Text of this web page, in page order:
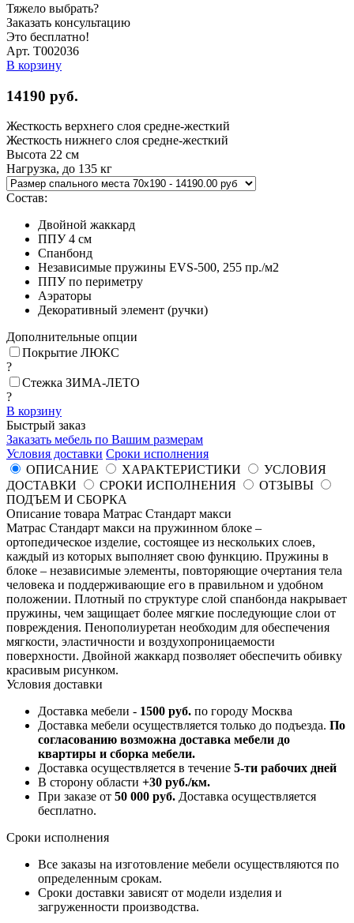
Тяжело выбрать?
Заказать консультацию
Это бесплатно!
Арт. Т002036
В корзину
14190 руб.
Жесткость верхнего слоя средне-жесткий
Жесткость нижнего слоя средне-жесткий
Высота 22 см
Нагрузка, до 135 кг
Состав:
Двойной жаккард
ППУ 4 см
Спанбонд
Независимые пружины EVS-500, 255 пр./м2
ППУ по периметру
Аэраторы
Декоративный элемент (ручки)
Дополнительные опции
Покрытие ЛЮКС
?
Стежка ЗИМА-ЛЕТО
?
В корзину
Быстрый заказ
Заказать мебель по Вашим размерам
Условия доставки Сроки исполнения
ОПИСАНИЕ
ХАРАКТЕРИСТИКИ
УСЛОВИЯ
ДОСТАВКИ
СРОКИ ИСПОЛНЕНИЯ
ОТЗЫВЫ
ПОДЪЕМ И СБОРКА
Описание товара Матрас Стандарт макси
Матрас Стандарт макси на пружинном блоке –
ортопедическое изделие, состоящее из нескольких слоев,
каждый из которых выполняет свою функцию. Пружины в
блоке – независимые элементы, повторяющие очертания тела
человека и поддерживающие его в правильном и удобном
положении. Плотный по структуре слой спанбонда накрывает
пружины, чем защищает более мягкие последующие слои от
повреждения. Пенополиуретан необходим для обеспечения
мягкости, эластичности и воздухопроницаемости
поверхности. Двойной жаккард позволяет обеспечить обивку
красивым рисунком.
Условия доставки
Доставка мебели - 1500 руб. по городу Москва
Доставка мебели осуществляется только до подъезда. По
согласованию возможна доставка мебели до
квартиры и сборка мебели.
Доставка осуществляется в течение 5-ти рабочих дней
В сторону области +30 руб./км.
При заказе от 50 000 руб. Доставка осуществляется
бесплатно.
Сроки исполнения
Все заказы на изготовление мебели осуществляются по
определенным срокам.
Сроки доставки зависят от модели изделия и
загруженности производства.